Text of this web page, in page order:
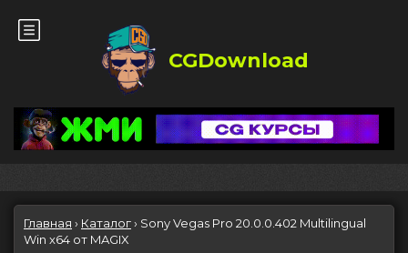
CGDownload
Главная › Каталог› Sony Vegas Pro 20.0.0.402 Multilingual
Win x64 от MAGIX